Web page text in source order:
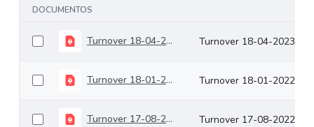
DOCUMENTOS
Turnover 18-04-2023 Turnover 18-04-2023
Turnover 18-01-2022 Turnover 18-01-2022
Turnover 17-08-2022 Turnover 17-08-2022